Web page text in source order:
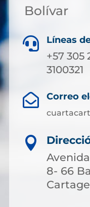
Bolívar
 Líneas
+57 305
3100321
 Correo

8- 66